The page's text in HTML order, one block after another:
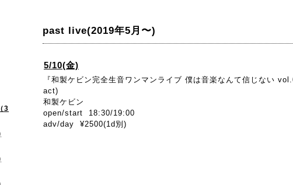
3
past live(2019年5月〜)
5/10(金)
『和製ケビン完全生音ワンマンライブ 僕は音楽なんて信じない
act)
和製ケビン
open/start 18:30/19:00
adv/day ¥2500(1d別)